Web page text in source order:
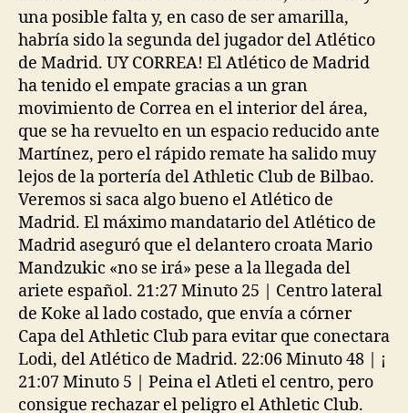
una posible falta y, en caso de ser amarilla,
habría sido la segunda del jugador del Atlético
de Madrid. UY CORREA! El Atlético de Madrid
ha tenido el empate gracias a un gran
movimiento de Correa en el interior del área,
que se ha revuelto en un espacio reducido ante
Martínez, pero el rápido remate ha salido muy
lejos de la portería del Athletic Club de Bilbao.
Veremos si saca algo bueno el Atlético de
Madrid. El máximo mandatario del Atlético de
Madrid aseguró que el delantero croata Mario
Mandzukic «no se irá» pese a la llegada del
ariete español. 21:27 Minuto 25 | Centro lateral
de Koke al lado costado, que envía a córner
Capa del Athletic Club para evitar que conectara
Lodi, del Atlético de Madrid. 22:06 Minuto 48 | ¡
21:07 Minuto 5 | Peina el Atleti el centro, pero
consigue rechazar el peligro el Athletic Club.